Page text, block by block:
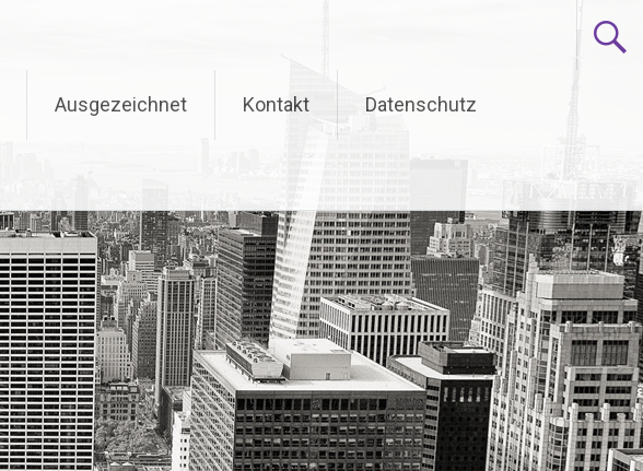
Ausgezeichnet Kontakt Datenschutz